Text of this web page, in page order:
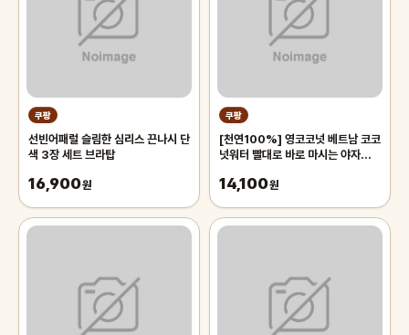
쿠팡
선빈어패럴 슬림한 심리스 끈나시 단
색 3장 세트 브라탑
16,900원
쿠팡
[천연100%] 영코코넛 베트남 코코
넛워터 빨대로 바로 마시는 야자열매
(2과입)
14,100원